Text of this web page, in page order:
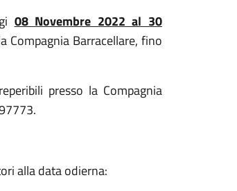
08 Novembre 2022 al 30
Compagnia Barracellare, fino
presso la Compagnia
alla data odierna: